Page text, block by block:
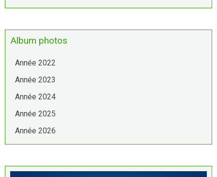
Album photos
Année 2022
Année 2023
Année 2024
Année 2025
Année 2026